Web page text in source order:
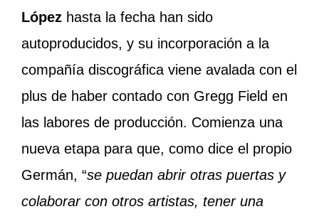
López hasta la fecha han sido
autoproducidos, y su incorporación a la
compañía discográfica viene avalada con el
plus de haber contado con Gregg Field en
las labores de producción. Comienza una
nueva etapa para que, como dice el propio
Germán, “se puedan abrir otras puertas y
colaborar con otros artistas, tener una